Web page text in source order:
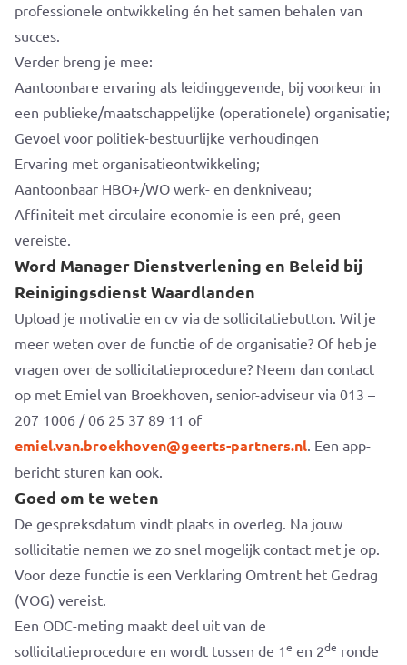
professionele ontwikkeling én het samen behalen van
succes.
Verder breng je mee:
Aantoonbare ervaring als leidinggevende, bij voorkeur in
een publieke/maatschappelijke (operationele) organisatie;
Gevoel voor politiek-bestuurlijke verhoudingen
Ervaring met organisatieontwikkeling;
Aantoonbaar HBO+/WO werk- en denkniveau;
Affiniteit met circulaire economie is een pré, geen
vereiste.
Word Manager Dienstverlening en Beleid bij
Reinigingsdienst Waardlanden
Upload je motivatie en cv via de sollicitatiebutton. Wil je
meer weten over de functie of de organisatie? Of heb je
vragen over de sollicitatieprocedure? Neem dan contact
op met Emiel van Broekhoven, senior-adviseur via 013 –
207 1006 / 06 25 37 89 11 of
emiel.van.broekhoven@geerts-partners.nl. Een app-
bericht sturen kan ook.
Goed om te weten
De gespreksdatum vindt plaats in overleg. Na jouw
sollicitatie nemen we zo snel mogelijk contact met je op.
Voor deze functie is een Verklaring Omtrent het Gedrag
(VOG) vereist.
Een ODC-meting maakt deel uit van de
sollicitatieprocedure en wordt tussen de 1e en 2de ronde